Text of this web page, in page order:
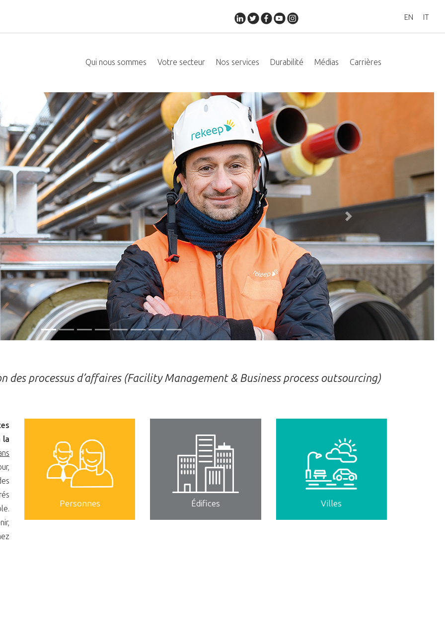
EN IT
Qui nous sommes Votre secteur Nos services Durabilité Médias Carrières
Suivant
des processus d’affaires (Facility Management & Business process outsourcing)
la
Personnes Édifices Villes